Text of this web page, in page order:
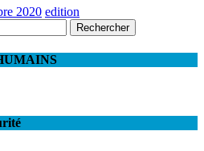
2020 edition